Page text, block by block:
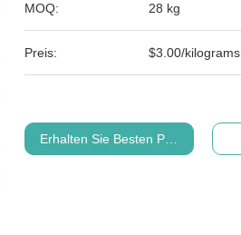
MOQ: 28 kg
Preis: $3.00/kilograms
Erhalten Sie Besten Preis